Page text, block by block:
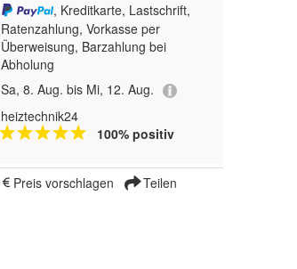
, Kreditkarte, Lastschrift,
Ratenzahlung, Vorkasse per
Überweisung, Barzahlung bei
Abholung
Sa, 8. Aug. bis Mi, 12. Aug.
heiztechnik24
100% positiv
Preis vorschlagen Teilen